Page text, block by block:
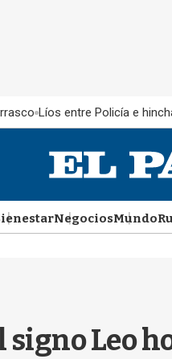
Líos entre Policía e
NegociosMundo
Leo